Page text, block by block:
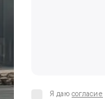
Я даю согласие